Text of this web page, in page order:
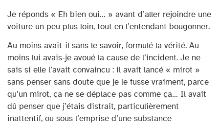
Je réponds « Eh bien oui… » avant d’aller rejoindre une
voiture un peu plus loin, tout en l’entendant bougonner.
Au moins avait-il sans le savoir, formulé la vérité. Au
moins lui avais-je avoué la cause de l’incident. Je ne
sais si elle l’avait convaincu : il avait lancé « mirot »
sans penser sans doute que je le fusse vraiment, parce
qu’un mirot, ça ne se déplace pas comme ça… Il avait
dû penser que j’étais distrait, particulièrement
inattentif, ou sous l’emprise d’une substance